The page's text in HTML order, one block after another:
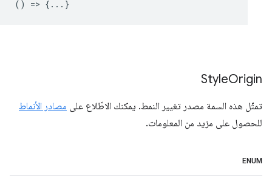
() => {...}
StyleOrigin
تمثّل هذه السمة مصدر تغيير النمط. يمكنك الاطّلاع على مصادر الأنماط
للحصول على مزيد من المعلومات.
ENUM